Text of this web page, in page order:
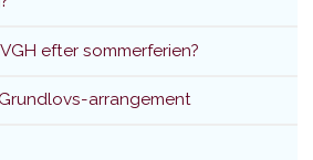
sendt godt afsted
efter sommerferien?
arrangement